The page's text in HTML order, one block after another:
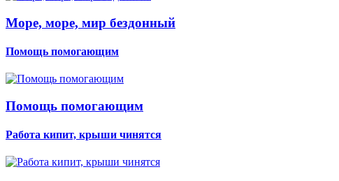
Море, море, мир бездонный
Помощь помогающим
Помощь помогающим
Работа кипит, крыши чинятся